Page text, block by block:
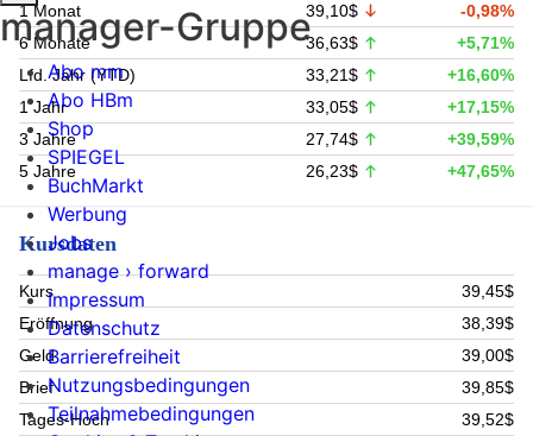
1 Monat
39,10$
-0,98%
6 Monate
36,63$
+5,71%
Lfd. Jahr (YTD)
33,21$
+16,60%
1 Jahr
33,05$
+17,15%
3 Jahre
27,74$
+39,59%
5 Jahre
26,23$ +47,65%
Kursdaten
Kurs
39,45$
Eröffnung
38,39$
Geld
39,00$
Brief
39,85$
Tages-Hoch
39,52$
manager-Gruppe
Abo mm
Abo HBm
Shop
SPIEGEL
BuchMarkt
Werbung
Jobs
manage › forward
Impressum
Datenschutz
Barrierefreiheit
Nutzungsbedingungen
Teilnahmebedingungen